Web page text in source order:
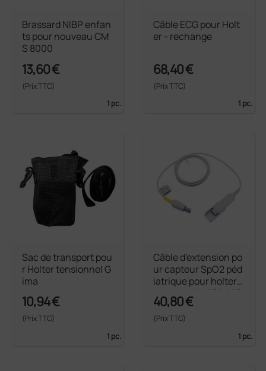
Brassard NIBP enfan
ts pour nouveau CM
S 8000
13,60 €
(Prix TTC)
1 pc.
Câble ECG pour Holt
er - rechange
68,40 €
(Prix TTC)
1 pc.
Sac de transport pou
r Holter tensionnel G
ima
10,94 €
(Prix TTC)
1 pc.
Câble d'extension po
ur capteur SpO2 péd
iatrique pour holter t
ensionnel MAPA / AB
PM 24h
40,80 €
(Prix TTC)
1 pc.